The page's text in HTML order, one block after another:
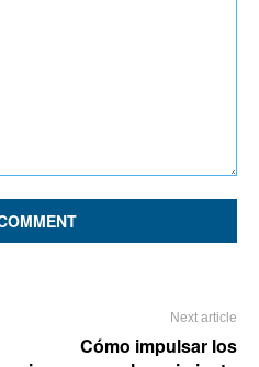
Next article
Cómo impulsar los